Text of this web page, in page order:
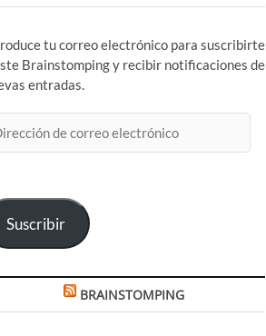
tu correo electrónico para suscribirte
Brainstomping y recibir notificaciones de
entradas.
Suscribir
BRAINSTOMPING